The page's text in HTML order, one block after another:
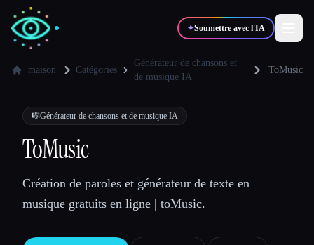
✦Soumettre avec l'IA
💻Développeurs
🎓Étudiants 🎬Créateurs
maison Catégories
Générateur de chansons et
de musique IA
ToMusic
🎼Générateur de chansons et de musique IA
ToMusic
Création de paroles et générateur de texte en
musique gratuits en ligne | toMusic.